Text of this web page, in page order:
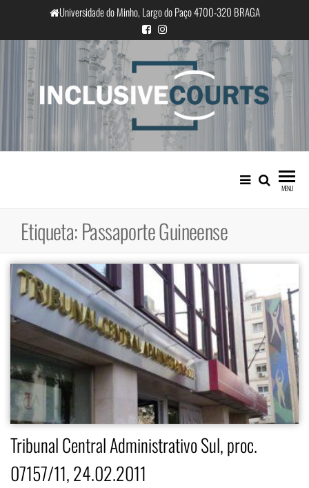
o
conteúdo
Universidade do Minho, Largo do Paço 4700-320 BRAGA
InclusiveCourts
Igualdade e diferença cultural na
prática judicial portuguesa
MENU
Etiqueta:Passaporte Guineense
Tribunal Central Administrativo Sul, proc.
07157/11, 24.02.2011